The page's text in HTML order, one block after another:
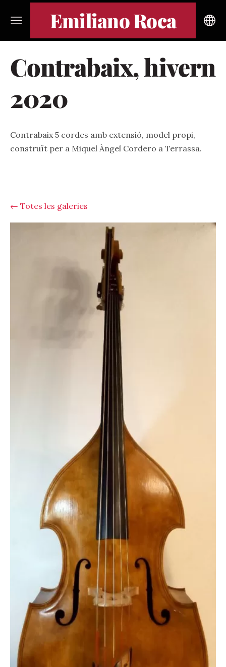
Emiliano Roca
Contrabaix, hivern
2020
Contrabaix 5 cordes amb extensió, model propi,
construït per a Miquel Àngel Cordero a Terrassa.
Totes les galeries